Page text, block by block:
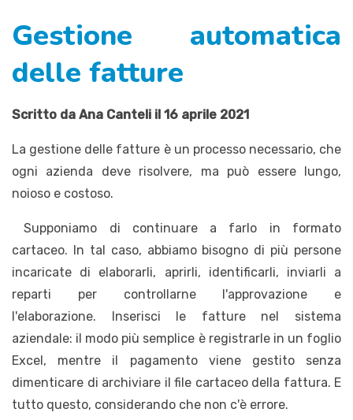
Gestione automatica
delle fatture
Scritto da Ana Canteli il 16 aprile 2021
La gestione delle fatture è un processo necessario, che
ogni azienda deve risolvere, ma può essere lungo,
noioso e costoso.
Supponiamo di continuare a farlo in formato
cartaceo. In tal caso, abbiamo bisogno di più persone
incaricate di elaborarli, aprirli, identificarli, inviarli a
reparti per controllarne l'approvazione e
l'elaborazione. Inserisci le fatture nel sistema
aziendale: il modo più semplice è registrarle in un foglio
Excel, mentre il pagamento viene gestito senza
dimenticare di archiviare il file cartaceo della fattura. E
tutto questo, considerando che non c'è errore.